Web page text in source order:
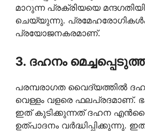
മാറുന്ന പ്രക്രിയയെ
ചെയ്യുന്നു.
പ്രയോജനകരമാണ്.
3. ദഹനം
പരമ്പരാഗത വൈദ്യത്തിൽ
വെള്ളം വളരെ ഫലപ്രദമാണ്.
ഇത് കുടിക്കുന്നത് ദഹന
ഉത്പാദനം വർദ്ധിപ്പിക്കുന്നു.